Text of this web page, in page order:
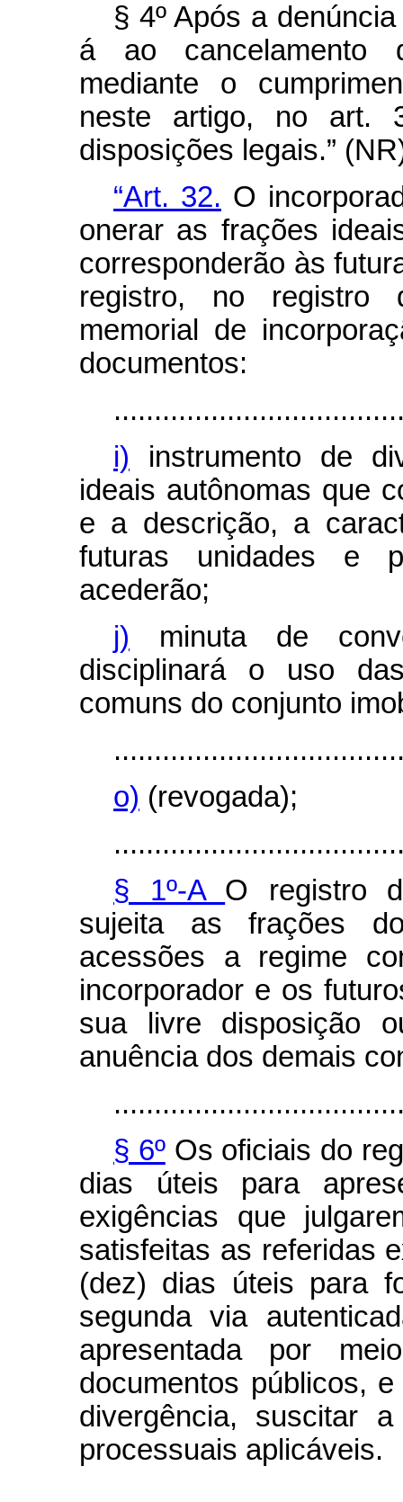
§ 4º Após a
á ao cancelamento
mediante o
neste artigo, no art.
disposições legais.”
“Art. 32. O
onerar as frações
corresponderão às
registro, no registro
memorial de
documentos:
i) instrumento de
ideais autônomas que
e a descrição, a
futuras unidades e
acederão;
j) minuta de
disciplinará o uso
comuns do conjunto
o) (revogada);
§ 1º-A O registro
sujeita as frações
acessões a regime
incorporador e os
sua livre disposição
anuência dos demais
§ 6ºOs oficiais do
dias úteis para
exigências que
satisfeitas as referidas
(dez) dias úteis para
segunda via
apresentada por
documentos públicos,
divergência, suscitar
processuais aplicáveis.